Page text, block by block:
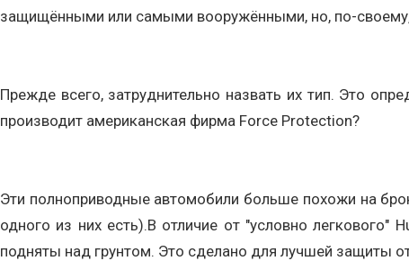
защищёнными или самыми вооружёнными, но, по-
Прежде всего, затруднительно назвать их тип. Это
производит американская фирма Force Protection?
Эти полноприводные автомобили больше похожи на
одного из них есть).В отличие от "условно
подняты над грунтом. Это сделано для лучшей защиты